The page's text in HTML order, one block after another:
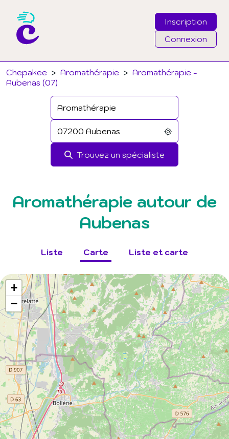
Inscription
Connexion
Chepakee > Aromathérapie > Aromathérapie -
Aubenas (07)
Trouvez un spécialiste
Email
Mot de passe
J'ai oublié mon mot de passe
Connexion
Aromathérapie autour de
Aubenas
Liste Carte Liste et carte
+
−